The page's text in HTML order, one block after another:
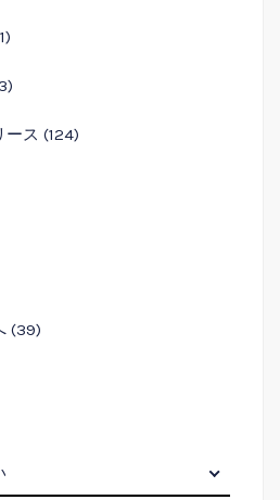
ース (124)
(39)